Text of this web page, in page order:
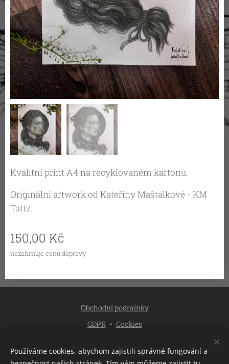
Kvalitní print A4 na recyklovaném kartonu.
Originální artwork od Kateřiny Maštalkové - KM
Tattz.
150,00 Kč
nezahrnuje cenu dopravy
Obchodní podmínky
GDPR
Cookies
Čeština
English
Používáme cookies, abychom zajistili správné fungování a